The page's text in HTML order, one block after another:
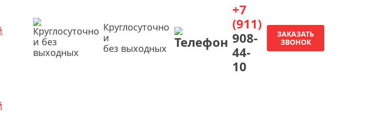
Круглосуточно
и
без выходных
+7
(911)
908-
44-
10
ЗАКАЗАТЬ
ЗВОНОК